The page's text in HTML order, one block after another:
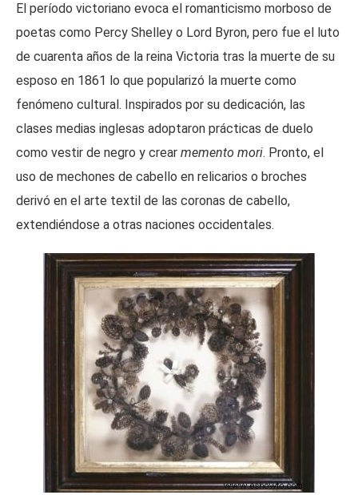
El período victoriano evoca el romanticismo morboso de
poetas como Percy Shelley o Lord Byron, pero fue el luto
de cuarenta años de la reina Victoria tras la muerte de su
esposo en 1861 lo que popularizó la muerte como
fenómeno cultural. Inspirados por su dedicación, las
clases medias inglesas adoptaron prácticas de duelo
como vestir de negro y crear memento mori. Pronto, el
uso de mechones de cabello en relicarios o broches
derivó en el arte textil de las coronas de cabello,
extendiéndose a otras naciones occidentales.